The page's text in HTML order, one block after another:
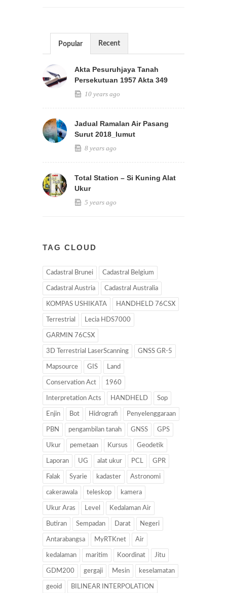
Popular Recent
Akta Pesuruhjaya Tanah
Persekutuan 1957 Akta 349
10 years ago
Jadual Ramalan Air Pasang
Surut 2018_lumut
8 years ago
Total Station – Si Kuning Alat
Ukur
5 years ago
TAG CLOUD
Cadastral Brunei Cadastral Belgium
Cadastral Austria Cadastral Australia
KOMPAS USHIKATA HANDHELD 76CSX
Terrestrial Lecia HDS7000
GARMIN 76CSX
3D Terrestrial LaserScanning GNSS GR-5
Mapsource GIS Land
Conservation Act 1960
Interpretation Acts HANDHELD Sop
Enjin Bot Hidrografi Penyelenggaraan
PBN pengambilan tanah GNSS GPS
Ukur pemetaan Kursus Geodetik
Laporan UG alat ukur PCL GPR
Falak Syarie kadaster Astronomi
cakerawala teleskop kamera
Ukur Aras Level Kedalaman Air
Butiran Sempadan Darat Negeri
Antarabangsa MyRTKnet Air
kedalaman maritim Koordinat Jitu
GDM200 gergaji Mesin keselamatan
geoid BILINEAR INTERPOLATION